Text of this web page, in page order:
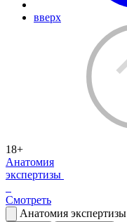
вверх
18+
Анатомия
экспертизы
Смотреть
Анатомия экспертизы